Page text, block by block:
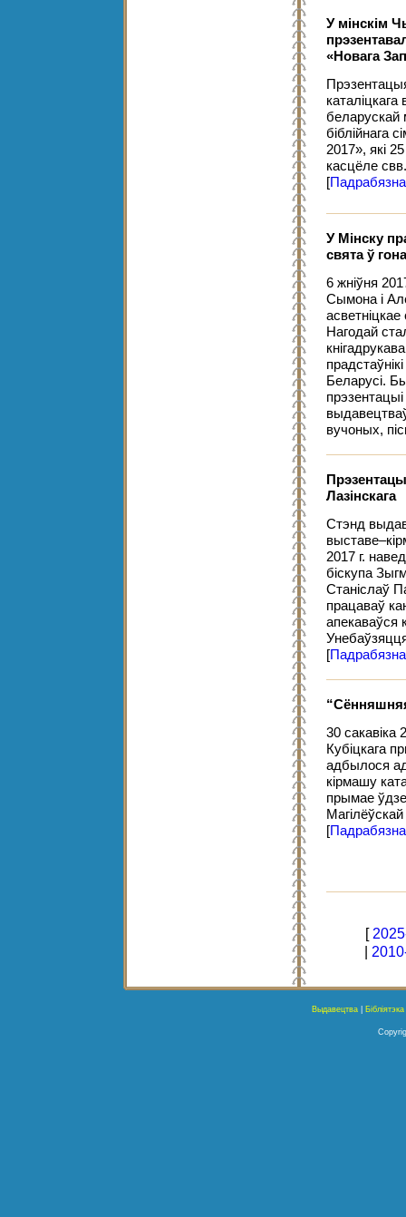
У мінскім
«Новага
біблійнага
2017», які
касцёле
[Падрабязна
У Мінску
свята ў
6 жніўня
Сымона і
Нагодай
Беларусі.
прэзентацыі
вучоных,
Лазінскага
Стэнд
2017 г.
біскупа
Станіслаў
працаваў
апекаваўся
[Падрабязна
30 сакавіка
Кубіцкага
адбылося
кірмашу
прымае
[Падрабязна
[
|
Выдавецтва| Бібліятэка